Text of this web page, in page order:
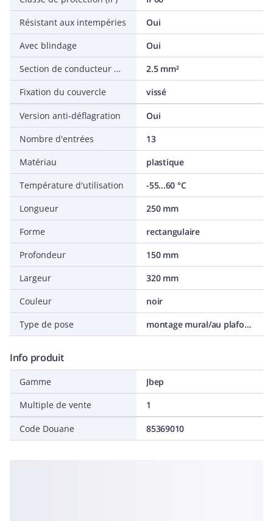
Résistant aux intempéries
Oui
Avec blindage
Oui
Section de conducteur max.
2.5 mm²
Fixation du couvercle
vissé
Version anti-déflagration
Oui
Nombre d'entrées
13
Matériau
plastique
Température d'utilisation
-55...60 °C
Longueur
250 mm
Forme
rectangulaire
Profondeur
150 mm
Largeur
320 mm
Couleur
noir
Type de pose
montage mural/au plafond
Info produit
Gamme
Jbep
Multiple de vente
1
Code Douane 85369010